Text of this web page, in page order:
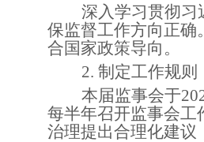
深入学习贯彻习
保监督工作方向正确
合国家政策导向。
2. 制定工作规
本届监事会于
每半年召开监事会工
治理提出合理化建议